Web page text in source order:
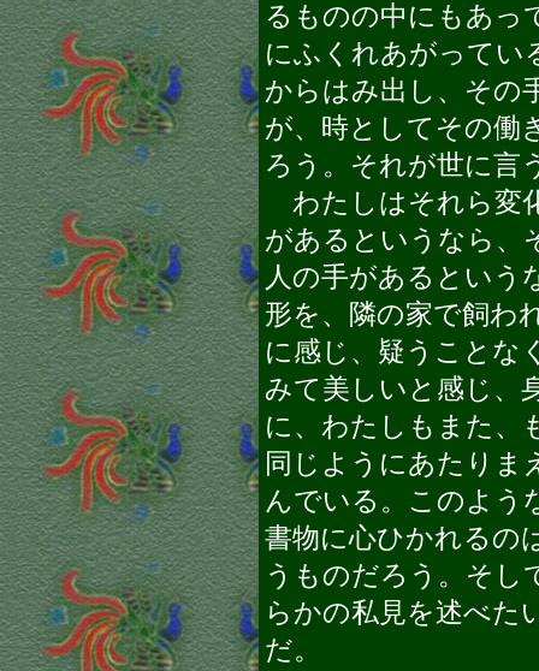
るものの中にもあっ
にふくれあがってい
からはみ出し、その
が、時としてその働
ろう。それが世に言
わたしはそれら変
があるというなら、
人の手があるという
形を、隣の家で飼わ
に感じ、疑うことな
みて美しいと感じ、
に、わたしもまた、
同じようにあたりま
んでいる。このよう
書物に心ひかれるの
うものだろう。そし
らかの私見を述べた
だ。